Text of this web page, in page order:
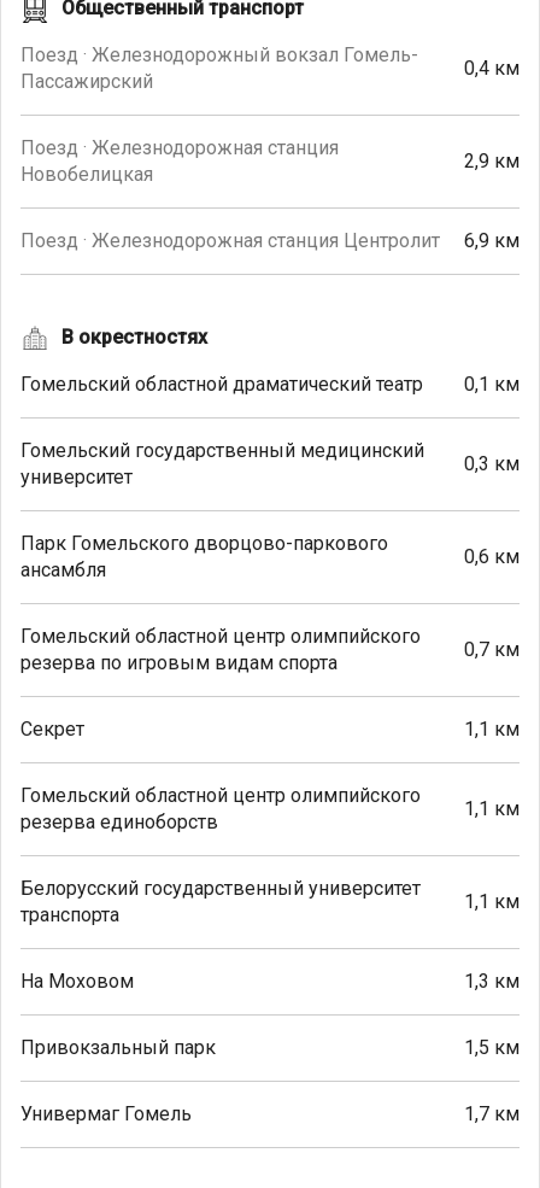
Общественный транспорт
Поезд · Железнодорожный вокзал Гомель-
Пассажирский
0,4 км
Поезд · Железнодорожная станция
Новобелицкая
2,9 км
Поезд · Железнодорожная станция Центролит 6,9 км
В окрестностях
Гомельский областной драматический театр 0,1 км
Гомельский государственный медицинский
университет
0,3 км
Парк Гомельского дворцово-паркового
ансамбля
0,6 км
Гомельский областной центр олимпийского
резерва по игровым видам спорта
0,7 км
Секрет 1,1 км
Гомельский областной центр олимпийского
резерва единоборств
1,1 км
Белорусский государственный университет
транспорта
1,1 км
На Моховом 1,3 км
Привокзальный парк 1,5 км
Универмаг Гомель 1,7 км